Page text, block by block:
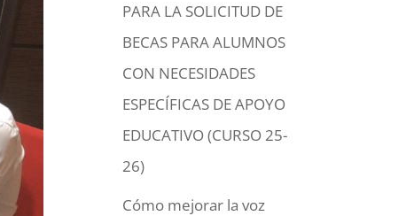
PARA LA SOLICITUD DE
BECAS PARA ALUMNOS
CON NECESIDADES
ESPECÍFICAS DE APOYO
EDUCATIVO (CURSO 25-
26)
Cómo mejorar la voz